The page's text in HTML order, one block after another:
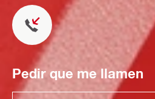
Pedir que me llamen